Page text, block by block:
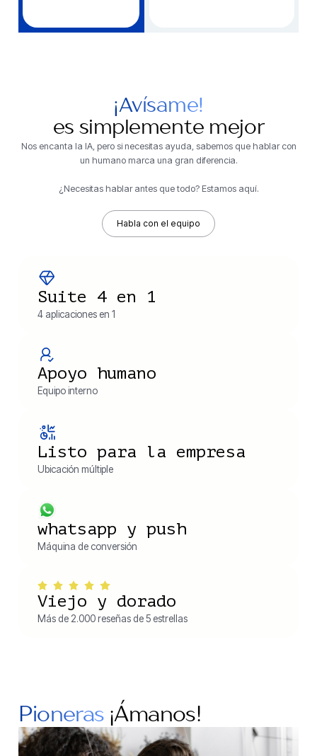
¡Avísame!
es simplemente mejor
Nos encanta la IA, pero si necesitas ayuda, sabemos que hablar con
un humano marca una gran diferencia.
¿Necesitas hablar antes que todo? Estamos aquí.
Habla con el equipo
Suite 4 en 1
4 aplicaciones en 1
Apoyo humano
Equipo interno
Listo para la empresa
Ubicación múltiple
whatsapp y push
Máquina de conversión
Viejo y dorado
Más de 2.000 reseñas de 5 estrellas
Pioneras ¡Ámanos!